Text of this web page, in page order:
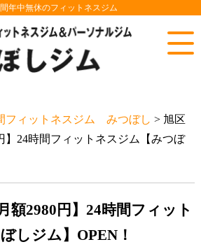
年中無休のフィットネスジム
フィットネスジム みつぼし > 旭区
】24時間フィットネスジム【みつぼ
額2980円】24時間フィット
しジム】OPEN！